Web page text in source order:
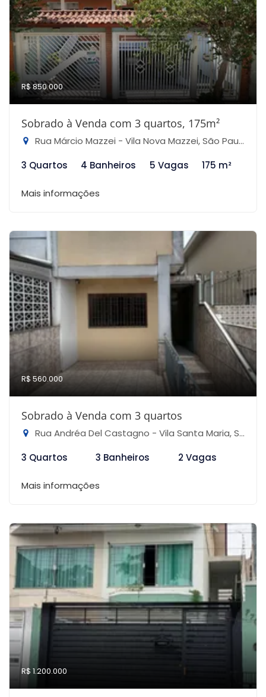
R$ 850.000
Sobrado à Venda com 3 quartos, 175m²
Rua Márcio Mazzei - Vila Nova Mazzei, São Paulo-SP
3 Quartos
4 Banheiros 5 Vagas 175 m²
Mais informações
R$ 560.000
Sobrado à Venda com 3 quartos
Rua Andréa Del Castagno - Vila Santa Maria, São Paulo-SP
3 Quartos
3 Banheiros 2 Vagas
Mais informações
R$ 1.200.000